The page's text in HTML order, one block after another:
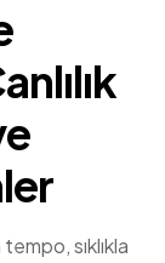
sıklıkla